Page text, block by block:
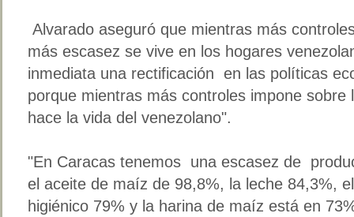
Alvarado aseguró que mientras más
más escasez se vive en los hogares
inmediata una rectificación en las políticas
porque mientras más controles impone
hace la vida del venezolano".
"En Caracas tenemos una escasez de
el aceite de maíz de 98,8%, la leche 84,3%,
higiénico 79% y la harina de maíz está en